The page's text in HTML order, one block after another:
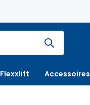
Flexxlift Accessoires